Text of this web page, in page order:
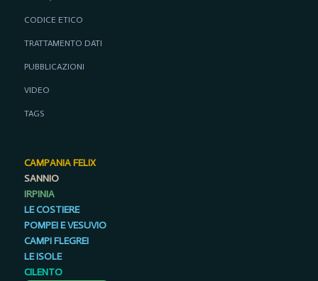
CODICE ETICO
TRATTAMENTO DATI
PUBBLICAZIONI
VIDEO
TAGS
CAMPANIA FELIX
SANNIO
IRPINIA
LE COSTIERE
POMPEI E VESUVIO
CAMPI FLEGREI
LE ISOLE
CILENTO